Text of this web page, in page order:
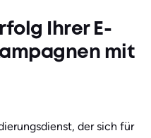
Ihrer E-
mit
der sich für